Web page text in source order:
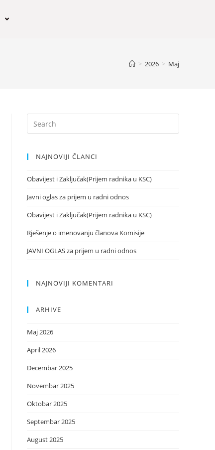
> 2026 > Maj
NAJNOVIJI ČLANCI
Obavijest i Zaključak(Prijem radnika u KSC)
Javni oglas za prijem u radni odnos
Obavijest i Zaključak(Prijem radnika u KSC)
Rješenje o imenovanju članova Komisije
JAVNI OGLAS za prijem u radni odnos
NAJNOVIJI KOMENTARI
ARHIVE
Maj 2026
April 2026
Decembar 2025
Novembar 2025
Oktobar 2025
Septembar 2025
August 2025